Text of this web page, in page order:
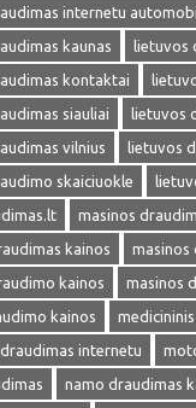
internetu
kaunas
lietuvos
kontaktai
siauliai
lietuvos
vilnius
lietuvos
skaiciuokle
masinos
kainos
masinos
kainos
masinos
kainos
internetu
namo draudimas